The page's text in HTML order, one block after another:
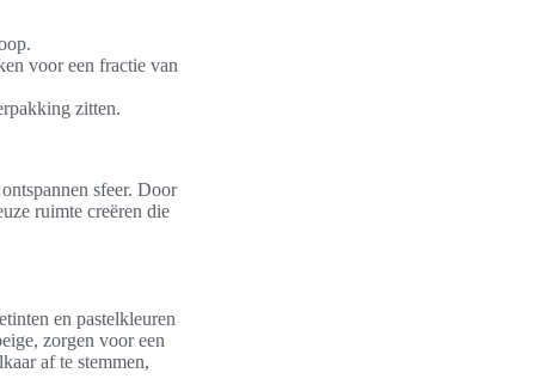
voor een fractie van
zitten.
sfeer. Door
ruimte creëren die
en pastelkleuren
zorgen voor een
af te stemmen,